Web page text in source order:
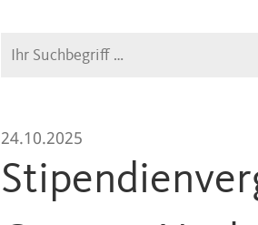
Suche
24.10.2025